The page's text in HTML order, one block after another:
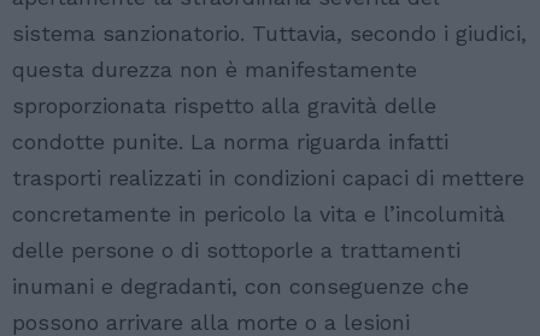
sistema sanzionatorio. Tuttavia, secondo i giudici,
questa durezza non è manifestamente
sproporzionata rispetto alla gravità delle
condotte punite. La norma riguarda infatti
trasporti realizzati in condizioni capaci di mettere
concretamente in pericolo la vita e l’incolumità
delle persone o di sottoporle a trattamenti
inumani e degradanti, con conseguenze che
possono arrivare alla morte o a lesioni